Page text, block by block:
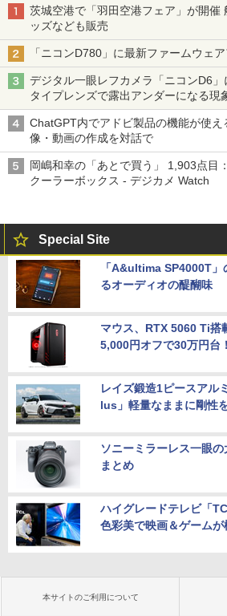
茨城空港で「羽田空港フェア」が開催
ッズなども販売
「ニコンD780」に最新ファームウェ
デジタル一眼レフカメラ「ニコンD6
タイプレンズで露出アンダーになる現
ChatGPT内でアドビ製品の機能が使
像・動画の作成を対話で
岡嶋和幸の「あとで買う」 1,903点目
クーラーボックス - デジカメ Watch
Special Site
「A&ultima SP4000T
るオーディオの醍醐味
マウス、RTX 5060 Ti搭
5,000円オフで30万円台！
レイズ鍛造1ピースアル
lus」軽量なままに剛性
ソニーミラーレス一眼
まとめ
ハイグレードテレビ「
色彩美で映画＆ゲームが
本サイトのご利用について